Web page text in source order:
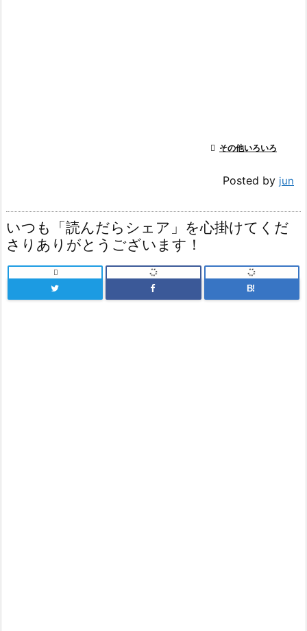
 その他いろいろ
Posted by jun
いつも「読んだらシェア」を心掛けてくだ
さりありがとうございます！

B!